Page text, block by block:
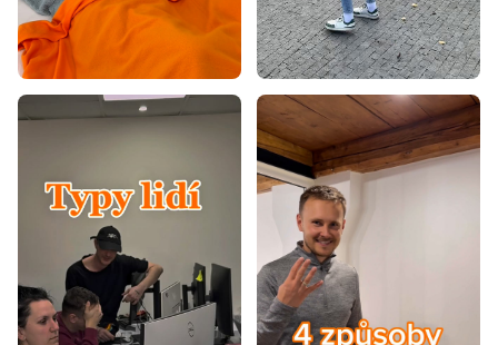
Matrace 150x200
Matrace 160x180
Matrace 160x190
Matrace 160x195
Matrace 170x200
Matrace 190x200
Matrace 40x80
Matrace 50x200
Matrace 60x110
Matrace 60x160